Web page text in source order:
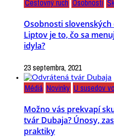
Cestovný ruch Osobnosti
Osobnosti
Liptov je to, čo sa
idyla?
23 septembra, 2021
Médiá Novinky U susedov
Možno vás prekvapí
tvár Dubaja? Únosy,
praktiky